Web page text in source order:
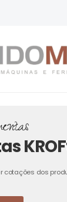
cotações dos